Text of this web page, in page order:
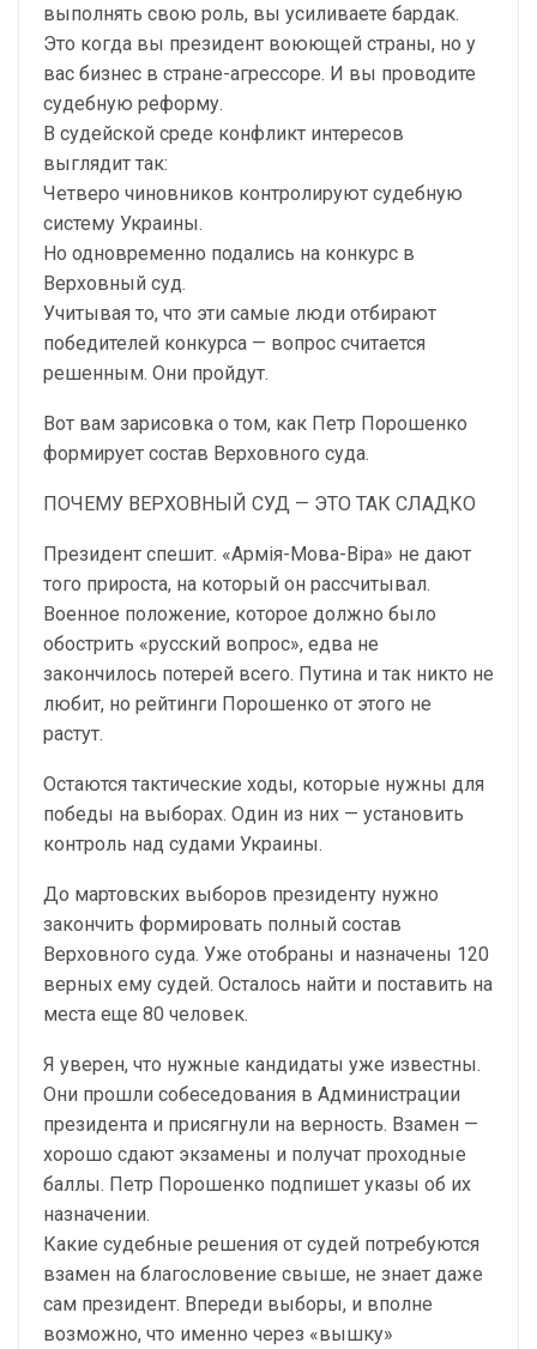
выполнять свою роль, вы усиливаете бардак.
Это когда вы президент воюющей страны, но у
вас бизнес в стране-агрессоре. И вы проводите
судебную реформу.
В судейской среде конфликт интересов
выглядит так:
Четверо чиновников контролируют судебную
систему Украины.
Но одновременно подались на конкурс в
Верховный суд.
Учитывая то, что эти самые люди отбирают
победителей конкурса — вопрос считается
решенным. Они пройдут.
Вот вам зарисовка о том, как Петр Порошенко
формирует состав Верховного суда.
ПОЧЕМУ ВЕРХОВНЫЙ СУД — ЭТО ТАК СЛАДКО
Президент спешит. «Армія-Мова-Віра» не дают
того прироста, на который он рассчитывал.
Военное положение, которое должно было
обострить «русский вопрос», едва не
закончилось потерей всего. Путина и так никто не
любит, но рейтинги Порошенко от этого не
растут.
Остаются тактические ходы, которые нужны для
победы на выборах. Один из них — установить
контроль над судами Украины.
До мартовских выборов президенту нужно
закончить формировать полный состав
Верховного суда. Уже отобраны и назначены 120
верных ему судей. Осталось найти и поставить на
места еще 80 человек.
Я уверен, что нужные кандидаты уже известны.
Они прошли собеседования в Администрации
президента и присягнули на верность. Взамен —
хорошо сдают экзамены и получат проходные
баллы. Петр Порошенко подпишет указы об их
назначении.
Какие судебные решения от судей потребуются
взамен на благословение свыше, не знает даже
сам президент. Впереди выборы, и вполне
возможно, что именно через «вышку»